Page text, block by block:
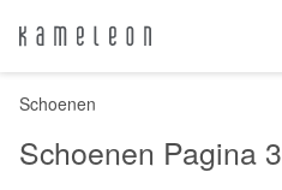
Schoenen
Schoenen Pagina 3